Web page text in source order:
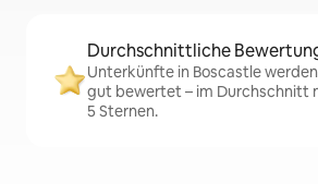
Durchschnittliche
Unterkünfte in Boscastle
gut bewertet – im Durchschnitt
5 Sternen.